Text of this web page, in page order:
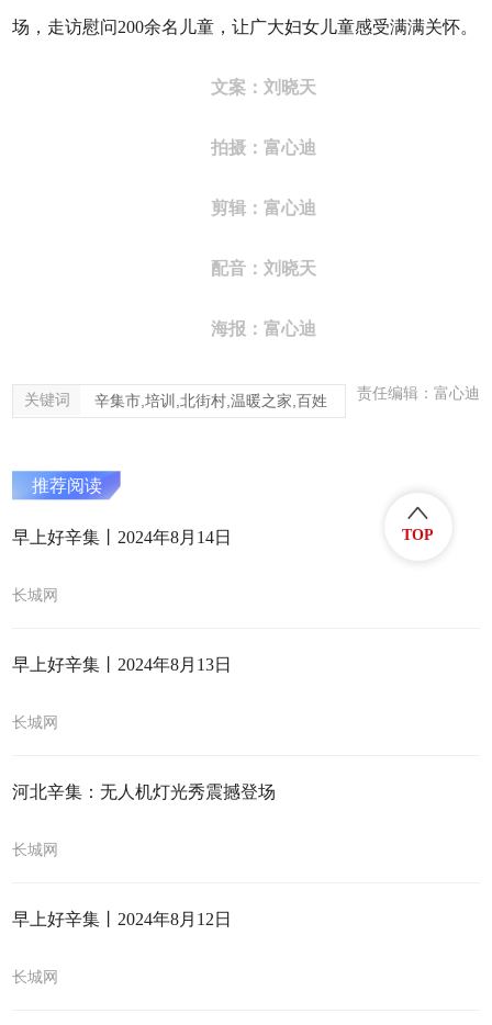
场，走访慰问200余名儿童，让广大妇女儿童感受满满关怀。
文案：刘晓天
拍摄：富心迪
剪辑：富心迪
配音：刘晓天
海报：富心迪
关键词 辛集市,培训,北街村,温暖之家,百姓 责任编辑：富心迪
推荐阅读
早上好辛集丨2024年8月14日
长城网
早上好辛集丨2024年8月13日
长城网
河北辛集：无人机灯光秀震撼登场
长城网
早上好辛集丨2024年8月12日
长城网
TOP